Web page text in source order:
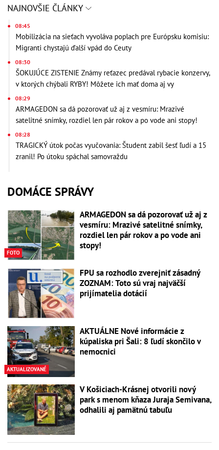
NAJNOVŠIE ČLÁNKY
08:45
Mobilizácia na sieťach vyvoláva poplach pre Európsku komisiu:
Migranti chystajú ďalší vpád do Ceuty
08:30
ŠOKUJÚCE ZISTENIE Známy reťazec predával rybacie konzervy,
v ktorých chýbali RYBY! Môžete ich mať doma aj vy
08:29
ARMAGEDON sa dá pozorovať už aj z vesmíru: Mrazivé
satelitné snímky, rozdiel len pár rokov a po vode ani stopy!
08:28
TRAGICKÝ útok počas vyučovania: Študent zabil šesť ľudí a 15
zranil! Po útoku spáchal samovraždu
DOMÁCE SPRÁVY
FOTO
ARMAGEDON sa dá pozorovať už aj z
vesmíru: Mrazivé satelitné snímky,
rozdiel len pár rokov a po vode ani
stopy!
FPU sa rozhodlo zverejniť zásadný
ZOZNAM: Toto sú vraj najväčší
prijímatelia dotácií
AKTUALIZOVANÉ
AKTUÁLNE Nové informácie z
kúpaliska pri Šali: 8 ľudí skončilo v
nemocnici
V Košiciach-Krásnej otvorili nový
park s menom kňaza Juraja Semivana,
odhalili aj pamätnú tabuľu